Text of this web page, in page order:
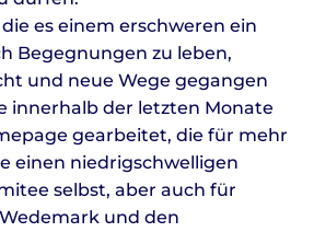
es einem erschweren ein
Begegnungen zu leben,
und neue Wege gegangen
innerhalb der letzten Monate
gearbeitet, die für mehr
einen niedrigschwelligen
selbst, aber auch für
und den